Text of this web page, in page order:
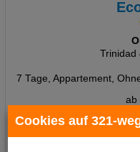
Cookies auf 321-
Trinidad
7 Tage, Appartement,
ab